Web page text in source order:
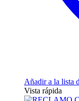
Añadir a la lista
Vista rápida